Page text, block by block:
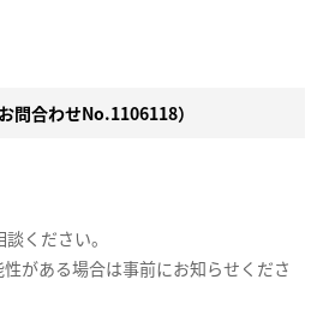
問合わせNo.1106118）
ください。
がある場合は事前にお知らせくださ